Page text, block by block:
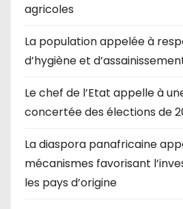
agricoles
La population appelée à
d’hygiène et
Le chef de l’Etat appelle à
concertée des élections de
La diaspora panafricaine
mécanismes favorisant
les pays d’origine